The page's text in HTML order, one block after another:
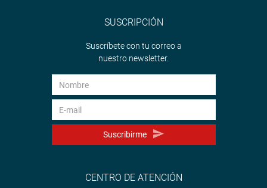
SUSCRIPCIÓN
Suscríbete con tu correo a
nuestro newsletter.
Suscribirme
CENTRO DE ATENCIÓN